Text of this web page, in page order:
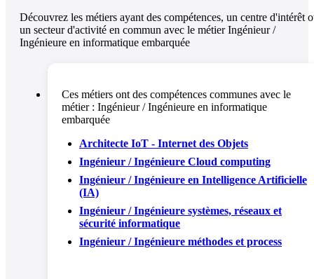
Découvrez les métiers ayant des compétences, un centre d'intérêt
un secteur d'activité en commun avec le métier Ingénieur /
Ingénieure en informatique embarquée
Ces métiers ont des compétences communes avec le
métier : Ingénieur / Ingénieure en informatique
embarquée
Architecte IoT - Internet des Objets
Ingénieur / Ingénieure Cloud computing
Ingénieur / Ingénieure en Intelligence Artificielle
(IA)
Ingénieur / Ingénieure systèmes, réseaux et
sécurité informatique
Ingénieur / Ingénieure méthodes et process